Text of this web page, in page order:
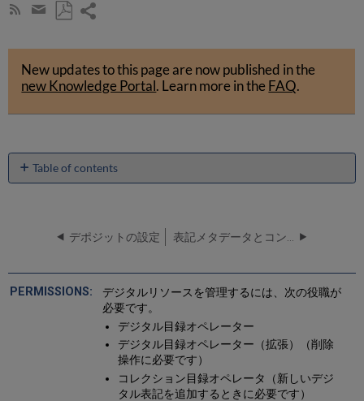
Subscribe
RSS
Share
by
email
as
PDF
New updates to this page are now published in the
new Knowledge Portal. Learn more in theFAQ.
Table of contents
ン
デポジットの設定
デジタルリソースを管理するには、次の役職が
必要です。
デジタル目録オペレーター
デジタル目録オペレーター（拡張）（削除
操作に必要です）
コレクション目録オペレータ（新しいデジ
タル表記を追加するときに必要です）